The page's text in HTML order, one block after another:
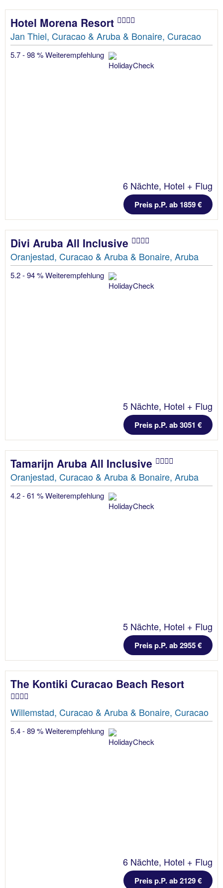
Hotel Morena Resort
Jan Thiel, Curacao & Aruba & Bonaire, Curacao
5.7 - 98 % Weiterempfehlung
6 Nächte, Hotel + Flug
Preis p.P. ab 1859 €
Divi Aruba All Inclusive
Oranjestad, Curacao & Aruba & Bonaire, Aruba
5.2 - 94 % Weiterempfehlung
5 Nächte, Hotel + Flug
Preis p.P. ab 3051 €
Tamarijn Aruba All Inclusive
Oranjestad, Curacao & Aruba & Bonaire, Aruba
4.2 - 61 % Weiterempfehlung
5 Nächte, Hotel + Flug
Preis p.P. ab 2955 €
The Kontiki Curacao Beach Resort
Willemstad, Curacao & Aruba & Bonaire, Curacao
5.4 - 89 % Weiterempfehlung
6 Nächte, Hotel + Flug
Preis p.P. ab 2129 €